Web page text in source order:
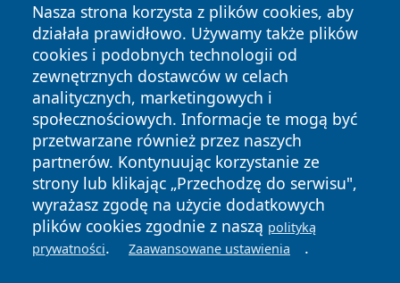
Nasza strona korzysta z plików cookies, aby
działała prawidłowo. Używamy także plików
cookies i podobnych technologii od
zewnętrznych dostawców w celach
analitycznych, marketingowych i
społecznościowych. Informacje te mogą być
przetwarzane również przez naszych
partnerów. Kontynuując korzystanie ze
strony lub klikając „Przechodzę do serwisu",
wyrażasz zgodę na użycie dodatkowych
plików cookies zgodnie z naszą polityką
prywatności. Zaawansowane ustawienia .
Copyright © 2026 pulsbydgoszczy.pl Wszystkie prawa
zastrzeżone.
News Autorzy
Polityka
Prywatności
Polityka
Cookies